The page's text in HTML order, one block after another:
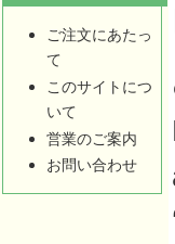
ご注文にあたっ
て
このサイトにつ
いて
営業のご案内
お問い合わせ